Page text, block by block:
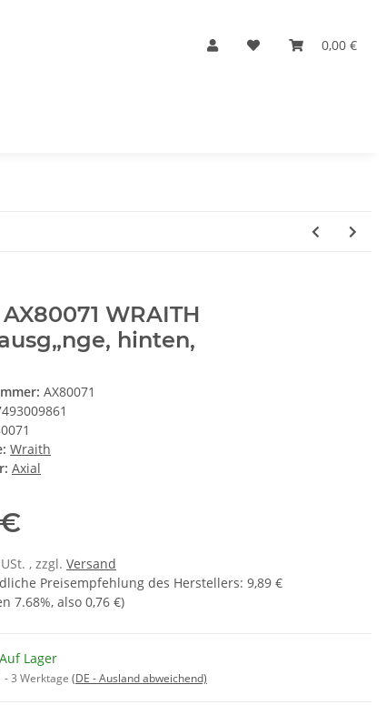
0,00 €
WRAITH
hinten,
AX80071
Wraith
Axial
, zzgl. Versand
Preisempfehlung des Herstellers: 9,89 €
7.68%, also 0,76 €)
Lager
- 3 Werktage (DE - Ausland abweichend)